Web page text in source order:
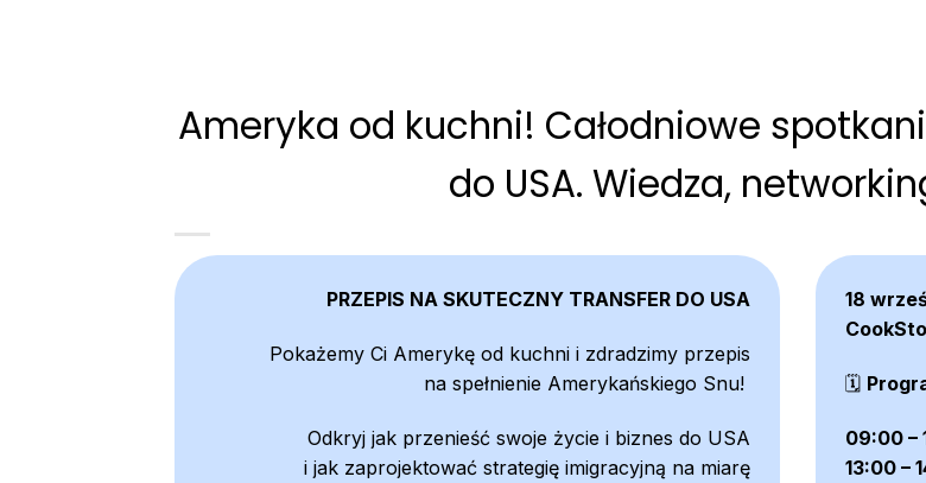
Ameryka od kuchni! Całodniowe
do USA. Wiedza,
PRZEPIS NA SKUTECZNY TRANSFER DO USA
Pokażemy Ci Amerykę od kuchni i zdradzimy przepis
na spełnienie Amerykańskiego Snu!
Odkryj jak przenieść swoje życie i biznes do USA
i jak zaprojektować strategię imigracyjną na miarę
18
🗓️
09:00 –
13:00 –